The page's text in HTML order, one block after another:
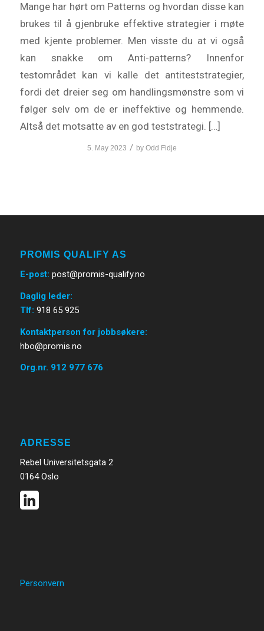
Mange har hørt om Patterns og hvordan disse kan
brukes til å gjenbruke effektive strategier i møte
med kjente problemer. Men visste du at vi også
kan snakke om Anti-patterns? Innenfor
testområdet kan vi kalle det antiteststrategier,
fordi det dreier seg om handlingsmønstre som vi
følger selv om de er ineffektive og hemmende.
Altså det motsatte av en god teststrategi. […]
5. May 2023 / by Odd Fidje
PROMIS QUALIFY AS
E-post: post@promis-qualify.no
Daglig leder:
Tlf: 918 65 925
Kontaktperson for jobbsøkere:
hbo@promis.no
Org.nr. 912 977 676
ADRESSE
Rebel Universitetsgata 2
0164 Oslo
Personvern